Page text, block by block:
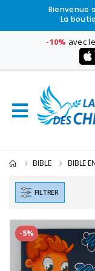
Bienvenue
La
-10% avec
BIBLE BIBLE
FILTRER
-5%